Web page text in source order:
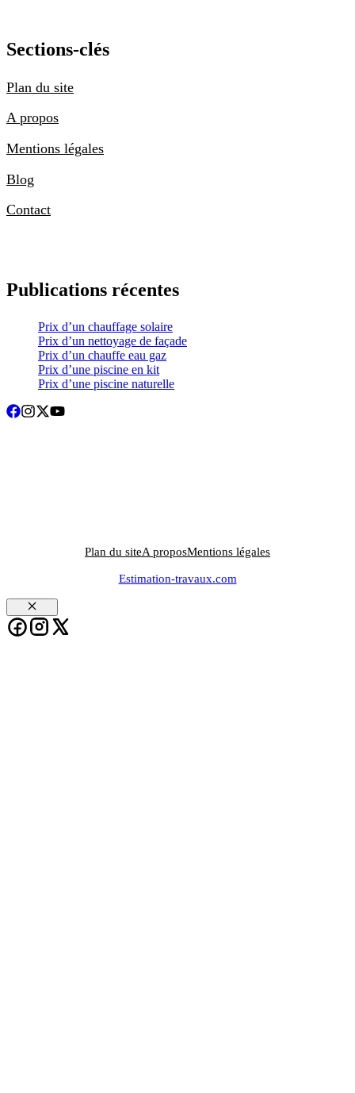
Sections-clés
Plan du site
A propos
Mentions légales
Blog
Contact
Publications récentes
Prix d’un chauffage solaire
Prix d’un nettoyage de façade
Prix d’un chauffe eau gaz
Prix d’une piscine en kit
Prix d’une piscine naturelle
Estimation-travaux.com
Plan du siteA proposMentions légales
Fermer